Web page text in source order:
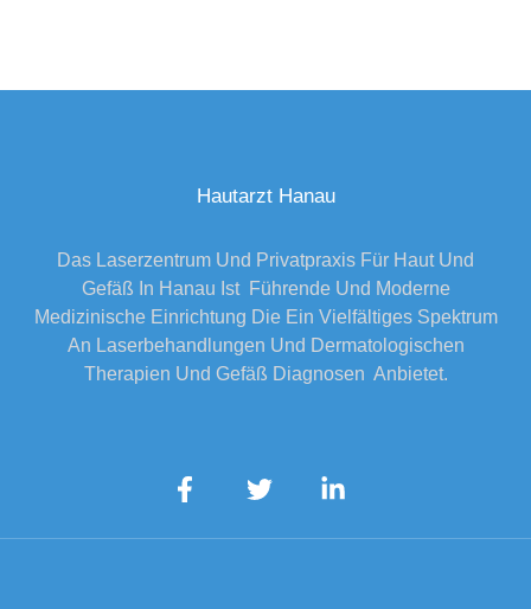
Hautarzt Hanau
Das Laserzentrum Und Privatpraxis Für Haut Und
Gefäß In Hanau Ist Führende Und Moderne
Medizinische Einrichtung Die Ein Vielfältiges Spektrum
An Laserbehandlungen Und Dermatologischen
Therapien Und Gefäß Diagnosen Anbietet.